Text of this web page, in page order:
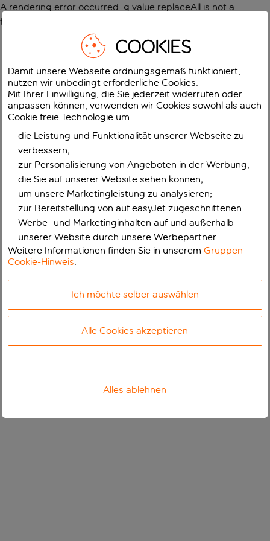
A rendering error occurred: g.value.replaceAll is not a
function
COOKIES
Damit unsere Webseite ordnungsgemäß funktioniert,
nutzen wir unbedingt erforderliche Cookies.
Mit Ihrer Einwilligung, die Sie jederzeit widerrufen oder
anpassen können, verwenden wir Cookies sowohl als auch
Cookie freie Technologie um:
die Leistung und Funktionalität unserer Webseite zu
verbessern;
zur Personalisierung von Angeboten in der Werbung,
die Sie auf unserer Website sehen können;
um unsere Marketingleistung zu analysieren;
zur Bereitstellung von auf easyJet zugeschnittenen
Werbe- und Marketinginhalten auf und außerhalb
unserer Website durch unsere Werbepartner.
Weitere Informationen finden Sie in unseremGruppen
Cookie-Hinweis.
Ich möchte selber auswählen
Alle Cookies akzeptieren
Alles ablehnen